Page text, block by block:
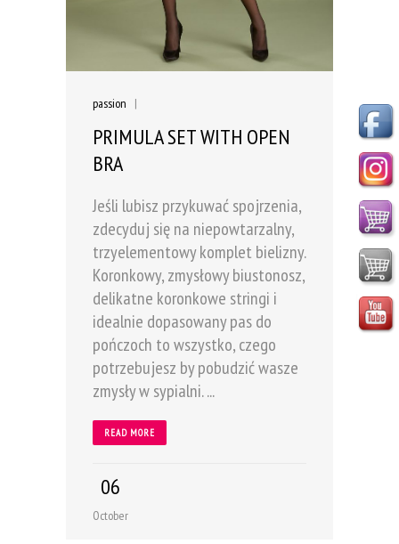
passion |
PRIMULA SET WITH OPEN
BRA
Jeśli lubisz przykuwać spojrzenia,
zdecyduj się na niepowtarzalny,
trzyelementowy komplet bielizny.
Koronkowy, zmysłowy biustonosz,
delikatne koronkowe stringi i
idealnie dopasowany pas do
pończoch to wszystko, czego
potrzebujesz by pobudzić wasze
zmysły w sypialni. ...
READ MORE
06
October